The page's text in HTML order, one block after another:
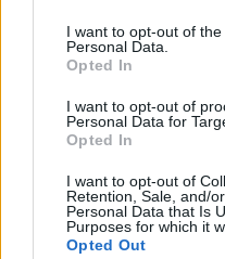
I want to opt-out of
Personal Data.
Opted In
I want to opt-out of
Personal Data for
Opted In
I want to opt-out of
Retention, Sale, and/
Personal Data that Is
Purposes for which it
Opted Out
Utenos apskrities